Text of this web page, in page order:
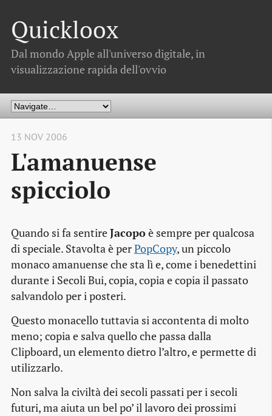
Quickloox
Dal mondo Apple all'universo digitale, in
visualizzazione rapida dell'ovvio
13 NOV 2006
L'amanuense
spicciolo
Quando si fa sentireJacopoè sempre per qualcosa
di speciale. Stavolta è perPopCopy, un piccolo
monaco amanuense che sta lì e, come i benedettini
durante i Secoli Bui, copia, copia e copia il passato
salvandolo per i posteri.
Questo monacello tuttavia si accontenta di molto
meno; copia e salva quello che passa dalla
Clipboard, un elemento dietro l’altro, e permette di
utilizzarlo.
Non salva la civiltà dei secoli passati per i secoli
futuri, ma aiuta un bel po’ il lavoro dei prossimi